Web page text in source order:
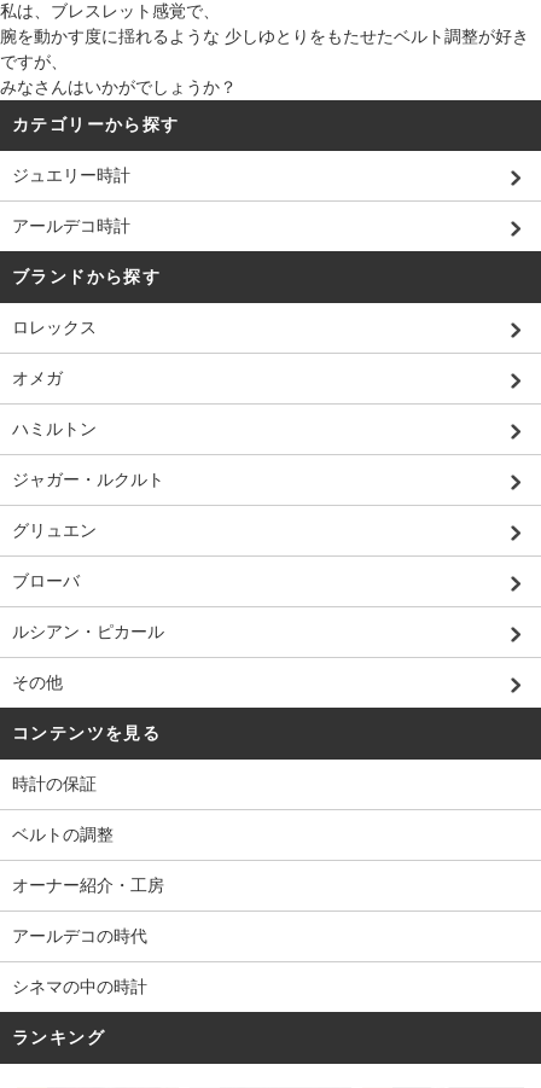
私は、ブレスレット感覚で、
腕を動かす度に揺れるような 少しゆとりをもたせたベルト調整が好き
ですが、
みなさんはいかがでしょうか？
カテゴリーから探す
ジュエリー時計
アールデコ時計
ブランドから探す
ロレックス
オメガ
ハミルトン
ジャガー・ルクルト
グリュエン
ブローバ
ルシアン・ピカール
その他
コンテンツを見る
時計の保証
ベルトの調整
オーナー紹介・工房
アールデコの時代
シネマの中の時計
ランキング